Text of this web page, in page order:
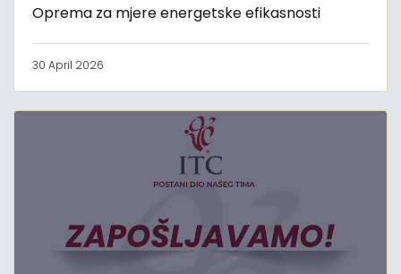
Oprema za mjere energetske efikasnosti
30 April 2026